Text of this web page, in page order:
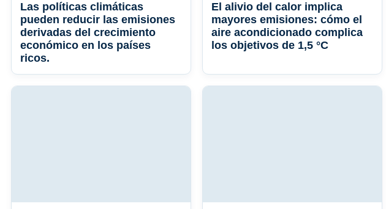
Las políticas climáticas
pueden reducir las emisiones
derivadas del crecimiento
económico en los países
ricos.
El alivio del calor implica
mayores emisiones: cómo el
aire acondicionado complica
los objetivos de 1,5 °C